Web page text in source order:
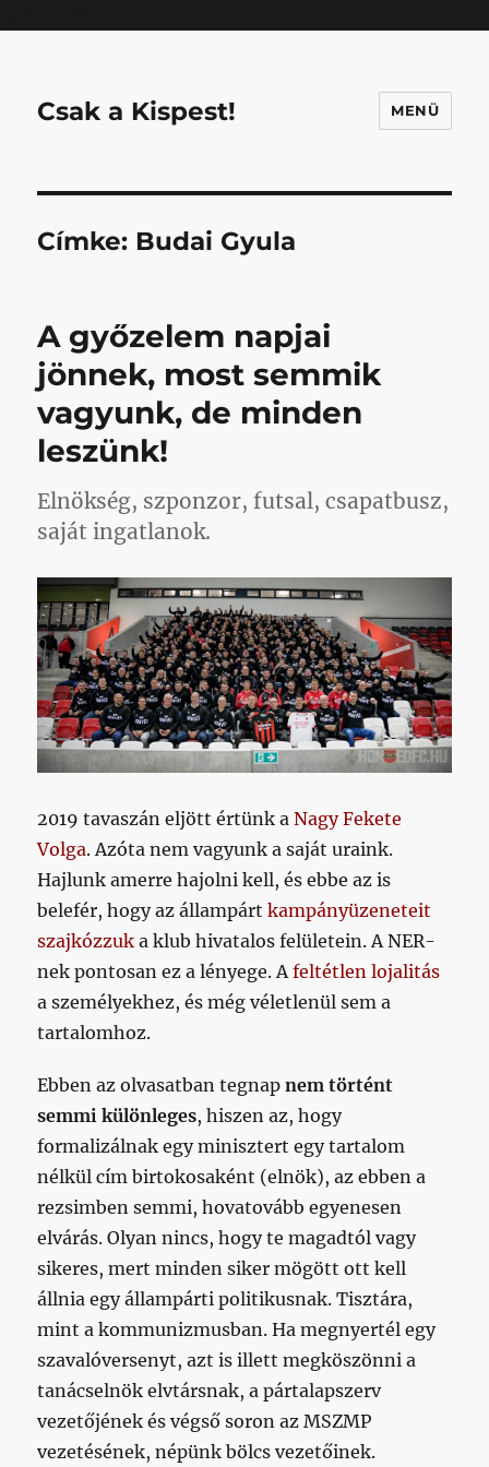
Csak a Kispest! MENÜ
Címke: Budai Gyula
A győzelem napjai
jönnek, most semmik
vagyunk, de minden
leszünk!
Elnökség, szponzor, futsal, csapatbusz,
saját ingatlanok.
2019 tavaszán eljött értünk aNagy Fekete
Volga. Azóta nem vagyunk a saját uraink.
Hajlunk amerre hajolni kell, és ebbe az is
belefér, hogy az állampártkampányüzeneteit
szajkózzuk a klub hivatalos felületein. A NER-
nek pontosan ez a lényege. Afeltétlen lojalitás
a személyekhez, és még véletlenül sem a
tartalomhoz.
Ebben az olvasatban tegnapnem történt
semmi különleges, hiszen az, hogy
formalizálnak egy minisztert egy tartalom
nélkül cím birtokosaként (elnök), az ebben a
rezsimben semmi, hovatovább egyenesen
elvárás. Olyan nincs, hogy te magadtól vagy
sikeres, mert minden siker mögött ott kell
állnia egy állampárti politikusnak. Tisztára,
mint a kommunizmusban. Ha megnyertél egy
szavalóversenyt, azt is illett megköszönni a
tanácselnök elvtársnak, a pártalapszerv
vezetőjének és végső soron az MSZMP
vezetésének, népünk bölcs vezetőinek.